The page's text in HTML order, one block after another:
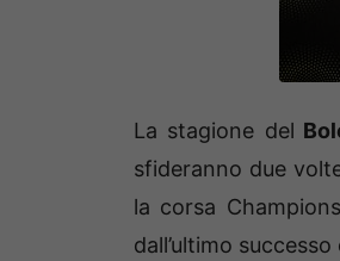
La stagione del
sfideranno due
la corsa
dall’ultimo